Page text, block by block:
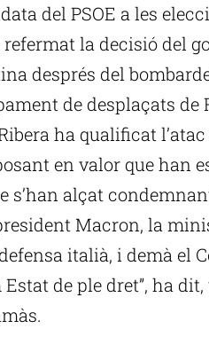
del PSOE a les
refermat la decisió del
després del
de desplaçats de
ha qualificat l’atac
en valor que han
s’han alçat
Macron, la
italià, i demà el
de ple dret”, ha